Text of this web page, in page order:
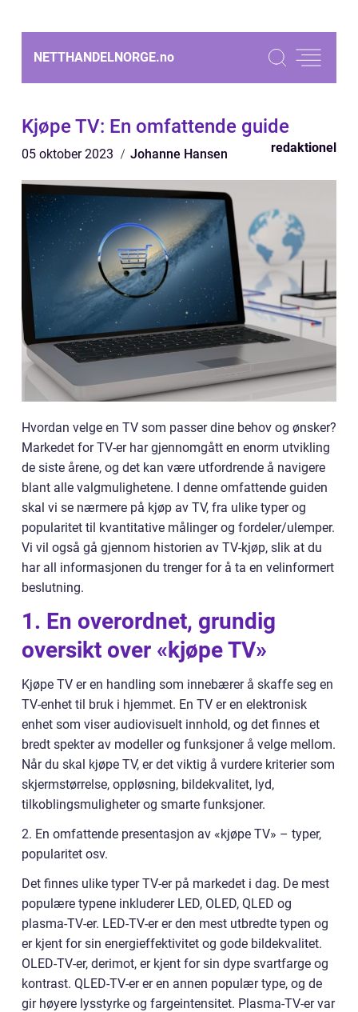
NETTHANDELNORGE.no
Kjøpe TV: En omfattende guide
05 oktober 2023 Johanne Hansen redaktionel
Hvordan velge en TV som passer dine behov og ønsker?
Markedet for TV-er har gjennomgått en enorm utvikling
de siste årene, og det kan være utfordrende å navigere
blant alle valgmulighetene. I denne omfattende guiden
skal vi se nærmere på kjøp av TV, fra ulike typer og
popularitet til kvantitative målinger og fordeler/ulemper.
Vi vil også gå gjennom historien av TV-kjøp, slik at du
har all informasjonen du trenger for å ta en velinformert
beslutning.
1. En overordnet, grundig
oversikt over «kjøpe TV»
Kjøpe TV er en handling som innebærer å skaffe seg en
TV-enhet til bruk i hjemmet. En TV er en elektronisk
enhet som viser audiovisuelt innhold, og det finnes et
bredt spekter av modeller og funksjoner å velge mellom.
Når du skal kjøpe TV, er det viktig å vurdere kriterier som
skjermstørrelse, oppløsning, bildekvalitet, lyd,
tilkoblingsmuligheter og smarte funksjoner.
2. En omfattende presentasjon av «kjøpe TV» – typer,
popularitet osv.
Det finnes ulike typer TV-er på markedet i dag. De mest
populære typene inkluderer LED, OLED, QLED og
plasma-TV-er. LED-TV-er er den mest utbredte typen og
er kjent for sin energieffektivitet og gode bildekvalitet.
OLED-TV-er, derimot, er kjent for sin dype svartfarge og
kontrast. QLED-TV-er er en annen populær type, og de
gir høyere lysstyrke og fargeintensitet. Plasma-TV-er var